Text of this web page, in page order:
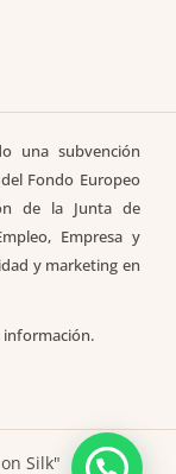
una subvención
Fondo Europeo
de la Junta de
Empresa y
y marketing en
información.
Silk"